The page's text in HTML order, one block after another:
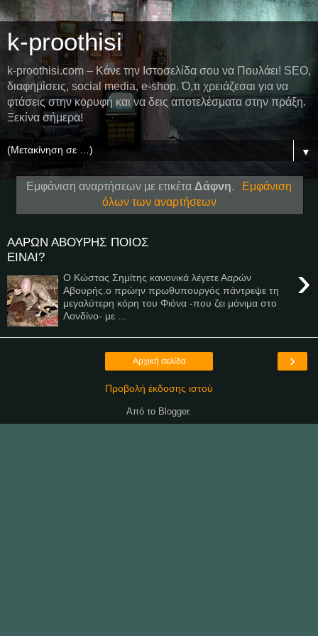
k-proothisi
k-proothisi.com – Κάνε την Ιστοσελίδα σου να Πουλάει! SEO,
διαφημίσεις, social media, e-shop. Ό,τι χρειάζεσαι για να
φτάσεις στην κορυφή και να δεις αποτελέσματα στην πράξη.
Ξεκίνα σήμερα!
▼
Εμφάνιση αναρτήσεων με ετικέταΔάφνη.
Εμφάνιση
όλων των αναρτήσεων
ΑΑΡΩΝ ΑΒΟΥΡΗΣ ΠΟΙΟΣ
ΕΙΝΑΙ?
›
Ο Κώστας Σημίτης κανονικά λέγετε Ααρών
Αβουρής.ο πρώην πρωθυπουργός πάντρεψε τη
μεγαλύτερη κόρη του Φιόνα -που ζει μόνιμα στο
Λονδίνο- με ...
›
Αρχική σελίδα
Προβολή έκδοσης ιστού
Από το Blogger.